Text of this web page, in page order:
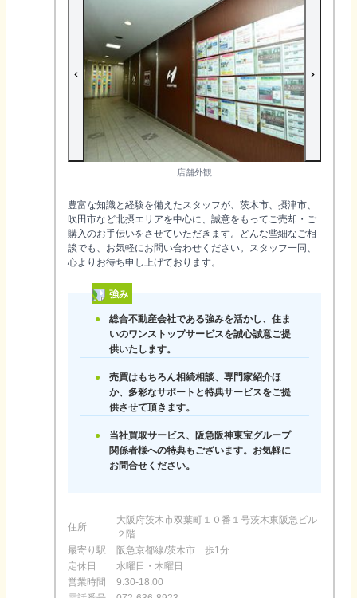
店舗外観
豊富な知識と経験を備えたスタッフが、茨木市、摂津市、
吹田市など北摂エリアを中心に、誠意をもってご売却・ご
購入のお手伝いをさせていただきます。どんな些細なご相
談でも、お気軽にお問い合わせください。スタッフ一同、
心よりお待ち申し上げております。
強み
総合不動産会社である強みを活かし、住ま
いのワンストップサービスを誠心誠意ご提
供いたします。
売買はもちろん相続相談、専門家紹介ほ
か、多彩なサポートと特典サービスをご提
供させて頂きます。
当社買取サービス、阪急阪神東宝グループ
関係者様への特典もございます。お気軽に
お問合せください。
住所
大阪府茨木市双葉町１０番１号茨木東阪急ビル
２階
最寄り駅
阪急京都線/茨木市 歩1分
定休日
水曜日・木曜日
営業時間
9:30-18:00